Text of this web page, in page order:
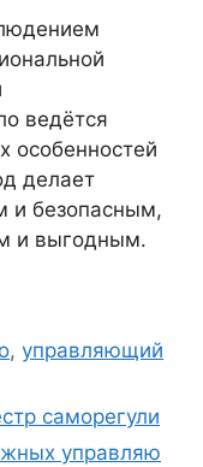
ведётся
особенностей
делает
и безопасным,
и выгодным.
,управляющий
саморегули
управляю